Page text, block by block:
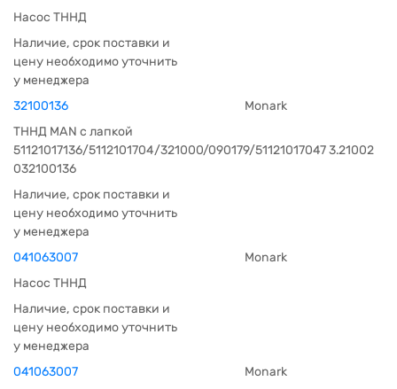
Насос ТННД
Наличие, срок поставки и
цену необходимо уточнить
у менеджера
32100136
Monark
ТННД MAN с лапкой
51121017136/5112101704/321000/090179/51121017047 3.21002
032100136
Наличие, срок поставки и
цену необходимо уточнить
у менеджера
041063007
Monark
Насос ТННД
Наличие, срок поставки и
цену необходимо уточнить
у менеджера
041063007
Monark